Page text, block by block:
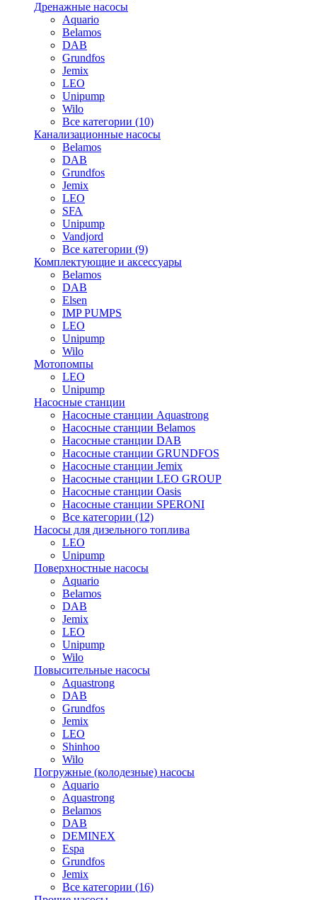
Дренажные насосы
Aquario
Belamos
DAB
Grundfos
Jemix
LEO
Unipump
Wilo
Все категории (10)
Канализационные насосы
Belamos
DAB
Grundfos
Jemix
LEO
SFA
Unipump
Vandjord
Все категории (9)
Комплектующие и аксессуары
Belamos
DAB
Elsen
IMP PUMPS
LEO
Unipump
Wilo
Мотопомпы
LEO
Unipump
Насосные станции
Насосные станции Aquastrong
Насосные станции Belamos
Насосные станции DAB
Насосные станции GRUNDFOS
Насосные станции Jemix
Насосные станции LEO GROUP
Насосные станции Oasis
Насосные станции SPERONI
Все категории (12)
Насосы для дизельного топлива
LEO
Unipump
Поверхностные насосы
Aquario
Belamos
DAB
Jemix
LEO
Unipump
Wilo
Повысительные насосы
Aquastrong
DAB
Grundfos
Jemix
LEO
Shinhoo
Wilo
Погружные (колодезные) насосы
Aquario
Aquastrong
Belamos
DAB
DEMINEX
Espa
Grundfos
Jemix
Все категории (16)